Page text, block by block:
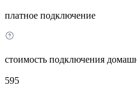
платное подключение
стоимость подключения
595